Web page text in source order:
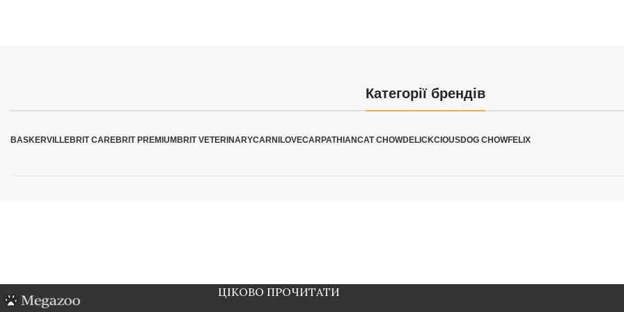
Категорії брендів
BASKERVILLEBRIT CAREBRIT PREMIUMBRIT VETERINARYCARNILOVECARPATHIANCAT CHOWDELICKCIOUSDOG CHOWFELIX
ЦІКОВО ПРОЧИТАТИ